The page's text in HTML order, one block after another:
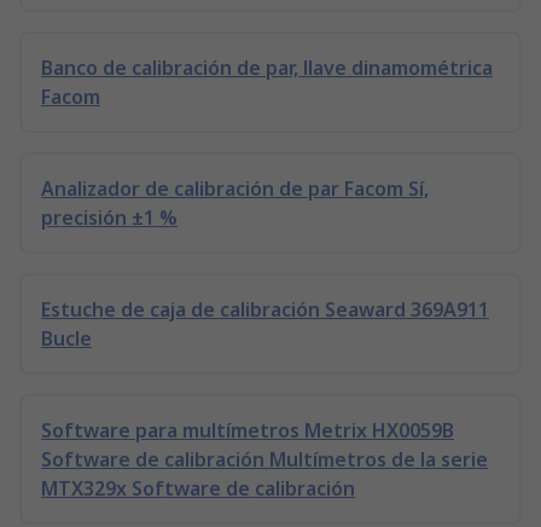
Banco de calibración de par, llave dinamométrica
Facom
Analizador de calibración de par Facom Sí,
precisión ±1 %
Estuche de caja de calibración Seaward 369A911
Bucle
Software para multímetros Metrix HX0059B
Software de calibración Multímetros de la serie
MTX329x Software de calibración